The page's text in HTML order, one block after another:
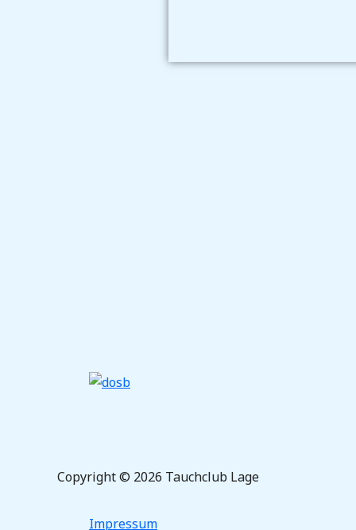
Copyright © 2026 Tauchclub Lage
Impressum